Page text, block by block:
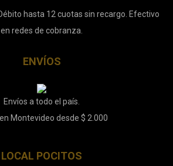
hasta 12 cuotas sin recargo. Efectivo
en redes de cobranza.
ENVÍOS
Envíos a todo el país.
Montevideo desde $ 2.000
LOCAL POCITOS